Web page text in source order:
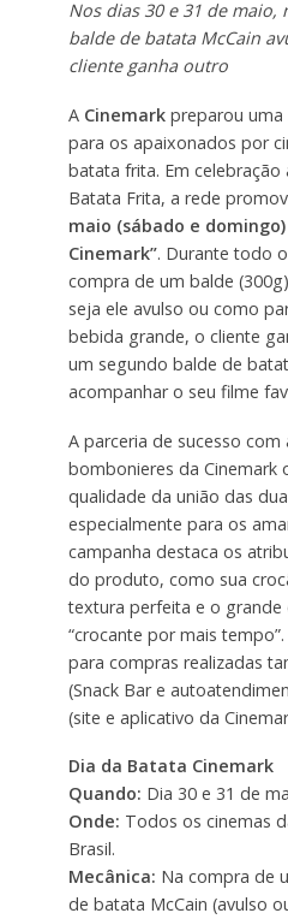
Nos dias 30 e 31 de maio,
balde de batata McCain
cliente ganha outro
A Cinemark preparou uma
para os apaixonados por
batata frita. Em celebração
Batata Frita, a rede
maio (sábado e domingo)
Cinemark”. Durante todo
compra de um balde
seja ele avulso ou como
bebida grande, o cliente
um segundo balde de
acompanhar o seu filme
A parceria de sucesso com
bombonieres da Cinemark
qualidade da união das
especialmente para os
campanha destaca os
do produto, como sua
textura perfeita e o grande
“crocante por mais
para compras realizadas
(Snack Bar e
(site e aplicativo da
Dia da Batata Cinemark
Quando: Dia 30 e 31 de
Onde: Todos os cinemas
Brasil.
Mecânica: Na compra de
de batata McCain (avulso